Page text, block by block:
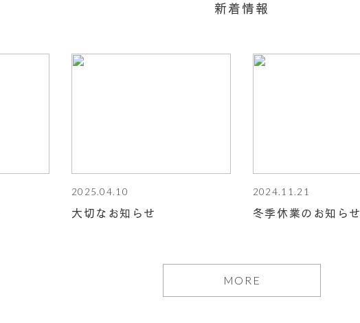
新着情報
2025.04.10
大切なお知らせ
2024.11.21
冬季休業のお知らせ
MORE